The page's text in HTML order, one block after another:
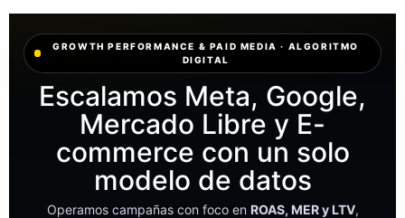
GROWTH PERFORMANCE & PAID MEDIA · ALGORITMO
DIGITAL
Escalamos Meta, Google,
Mercado Libre y E-
commerce con un solo
modelo de datos
Operamos campañas con foco en ROAS, MER y LTV,